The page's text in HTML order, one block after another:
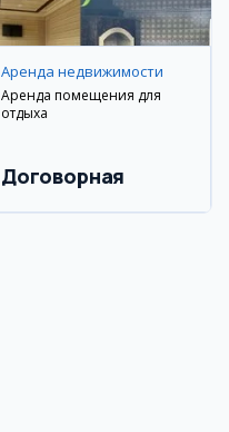
Аренда недвижимости
Аренда помещения для
отдыха
Договорная